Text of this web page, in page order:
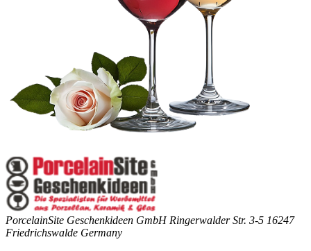
PorcelainSite Geschenkideen GmbH Ringerwalder Str. 3-5 16247
Friedrichswalde Germany